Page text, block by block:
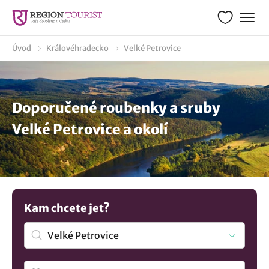
Úvod Královéhradecko Velké Petrovice
Doporučené roubenky a sruby
Velké Petrovice a okolí
Kam chcete jet?